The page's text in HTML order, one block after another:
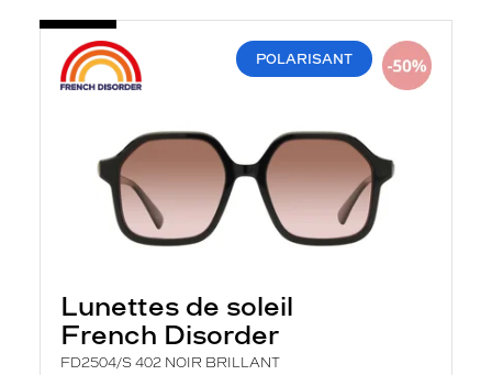
POLARISANT
Lunettes de soleil
French Disorder
FD2504/S 402 NOIR BRILLANT